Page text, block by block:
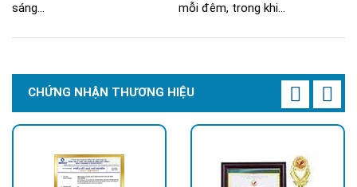
sáng...
mỗi đêm, trong khi...
CHỨNG NHẬN THƯƠNG HIỆU